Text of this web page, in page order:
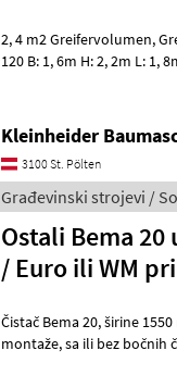
2, 4 m2 Greifervolumen,
120 B: 1, 6m H: 2, 2m L: 1, 8m Građevinski strojevi Ostali
Kleinheider
3100 St. Pölten
Građevinski strojevi /
Ostali Bema
/ Euro ili WM
Čistač Bema 20, širine 1550 mm, dostupne su razne mogućnosti
montaže, sa ili bez bočnih četki i spremnika za sakupljanje, promjer